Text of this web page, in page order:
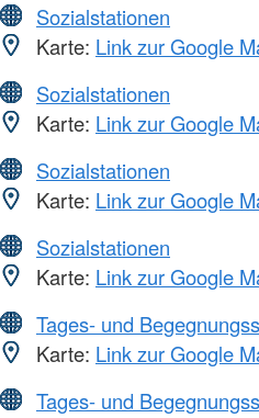
Sozialstationen
Karte: Link zur Google
Sozialstationen
Karte: Link zur Google
Sozialstationen
Karte: Link zur Google
Sozialstationen
Karte: Link zur Google
Tages- und
Karte: Link zur Google
Tages- und